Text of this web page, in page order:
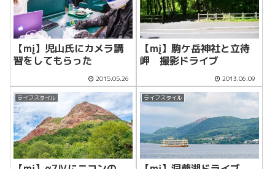
【mį】児山氏にカメラ講
習をしてもらった
2015.05.26
【mį】駒ケ岳神社と立待
岬 撮影ドライブ
2013.06.09
ライフスタイル ライフスタイル